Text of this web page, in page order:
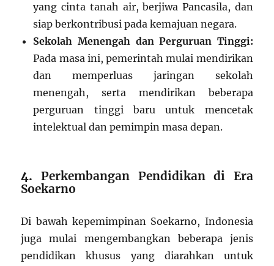
yang cinta tanah air, berjiwa Pancasila, dan
siap berkontribusi pada kemajuan negara.
Sekolah Menengah dan Perguruan Tinggi:
Pada masa ini, pemerintah mulai mendirikan
dan memperluas jaringan sekolah
menengah, serta mendirikan beberapa
perguruan tinggi baru untuk mencetak
intelektual dan pemimpin masa depan.
4. Perkembangan Pendidikan di Era
Soekarno
Di bawah kepemimpinan Soekarno, Indonesia
juga mulai mengembangkan beberapa jenis
pendidikan khusus yang diarahkan untuk